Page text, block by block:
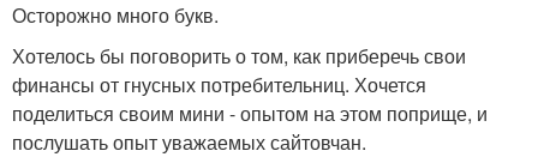
Осторожно много букв.
Хотелось бы поговорить о том, как приберечь свои
финансы от гнусных потребительниц. Хочется
поделиться своим мини - опытом на этом поприще, и
послушать опыт уважаемых сайтовчан.